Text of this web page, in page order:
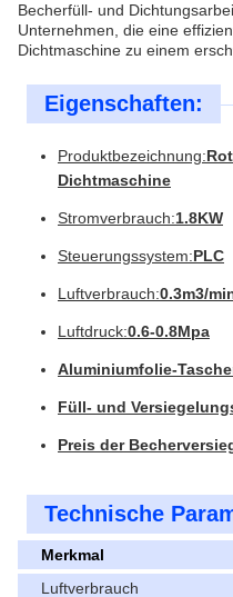
Becherfüll- und
Unternehmen, die eine
Dichtmaschine zu einem
Eigenschaften:
Produktbezeichnung:
Dichtmaschine
Stromverbrauch:1.8KW
Steuerungssystem:PLC
Luftverbrauch:0.3m3/
Luftdruck:0.6-0.8Mpa
Aluminiumfolie-
Füll- und
Preis der
Technische
Merkmal
Luftverbrauch